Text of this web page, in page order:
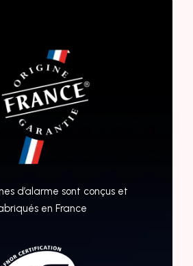
d’alarme sont conçus et
en France